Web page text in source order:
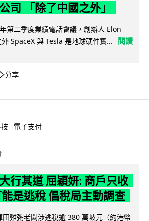
司 「除了中國之外」
第二季度業績電話會議，創辦人 Elon
SpaceX 與 Tesla 是地球硬件實...
閱讀
分享
電子支付
行其道 屈穎妍: 商戶只收
是逃稅 倡稅局主動調查
田雞粥老闆涉逃稅逾 380 萬坡元（約港幣